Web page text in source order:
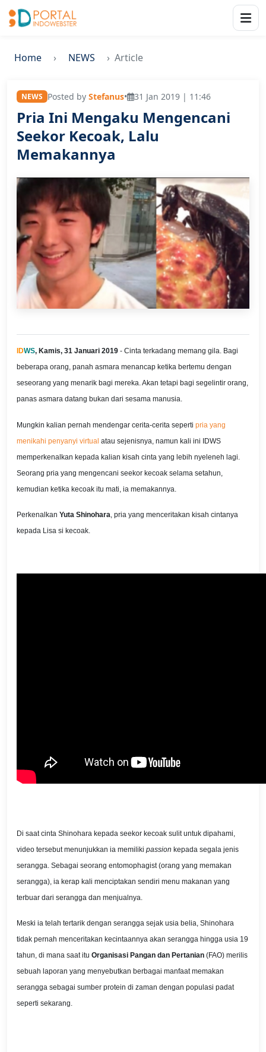
Home NEWS Article
NEWS Posted by Stefanus• 31 Jan 2019 | 11:46
Pria Ini Mengaku Mengencani
Seekor Kecoak, Lalu
Memakannya
IDWS, Kamis, 31 Januari 2019 - Cinta terkadang memang gila. Bagi
beberapa orang, panah asmara menancap ketika bertemu dengan
seseorang yang menarik bagi mereka. Akan tetapi bagi segelintir orang,
panas asmara datang bukan dari sesama manusia.
Mungkin kalian pernah mendengar cerita-cerita seperti pria yang
menikahi penyanyi virtual atau sejenisnya, namun kali ini IDWS
memperkenalkan kepada kalian kisah cinta yang lebih nyeleneh lagi.
Seorang pria yang mengencani seekor kecoak selama setahun,
kemudian ketika kecoak itu mati, ia memakannya.
Perkenalkan Yuta Shinohara, pria yang menceritakan kisah cintanya
kepada Lisa si kecoak.
Di saat cinta Shinohara kepada seekor kecoak sulit untuk dipahami,
video tersebut menunjukkan ia memiliki passion kepada segala jenis
serangga. Sebagai seorang entomophagist (orang yang memakan
serangga), ia kerap kali menciptakan sendiri menu makanan yang
terbuar dari serangga dan menjualnya.
Meski ia telah tertarik dengan serangga sejak usia belia, Shinohara
tidak pernah menceritakan kecintaannya akan serangga hingga usia 19
tahun, di mana saat itu Organisasi Pangan dan Pertanian (FAO) merilis
sebuah laporan yang menyebutkan berbagai manfaat memakan
serangga sebagai sumber protein di zaman dengan populasi padat
seperti sekarang.